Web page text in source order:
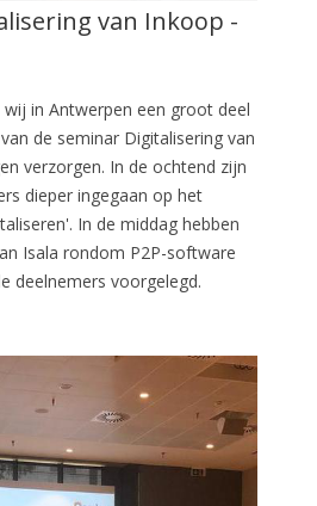
van Inkoop -
in Antwerpen een groot deel
de seminar Digitalisering van
verzorgen. In de ochtend zijn
dieper ingegaan op het
In de middag hebben
Isala rondom P2P-software
deelnemers voorgelegd.